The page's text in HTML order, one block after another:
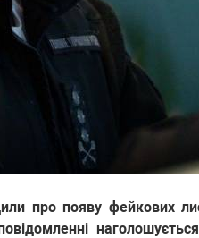
про появу фейкових